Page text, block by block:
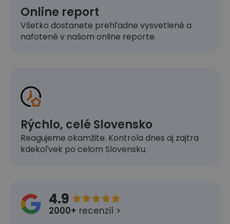
Online report
Všetko dostanete prehľadne vysvetlené a
nafotené v našom online reporte.
Rýchlo, celé Slovensko
Reagujeme okamžite. Kontrola dnes aj zajtra
kdekoľvek po celom Slovensku.
4.9 
2000+ recenzií >